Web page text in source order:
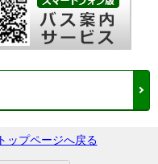
トップページへ戻る